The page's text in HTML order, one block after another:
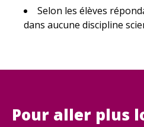
Selon les élèves
dans aucune discipline
Pour aller plus